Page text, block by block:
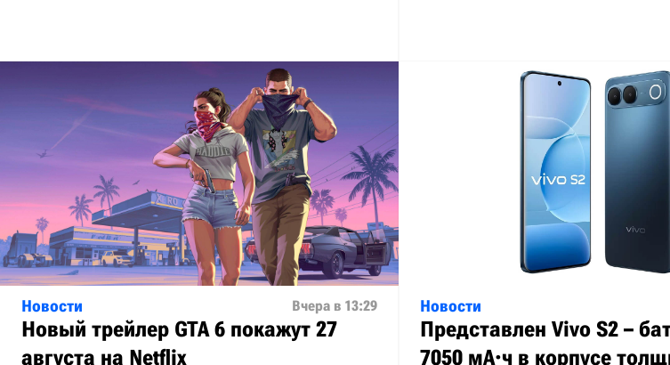
Новости Вчера в 13:29
Новый трейлер GTA 6 покажут 27
августа на Netflix
Новости
Представлен Vivo S2 –
7050 мА·ч в корпусе